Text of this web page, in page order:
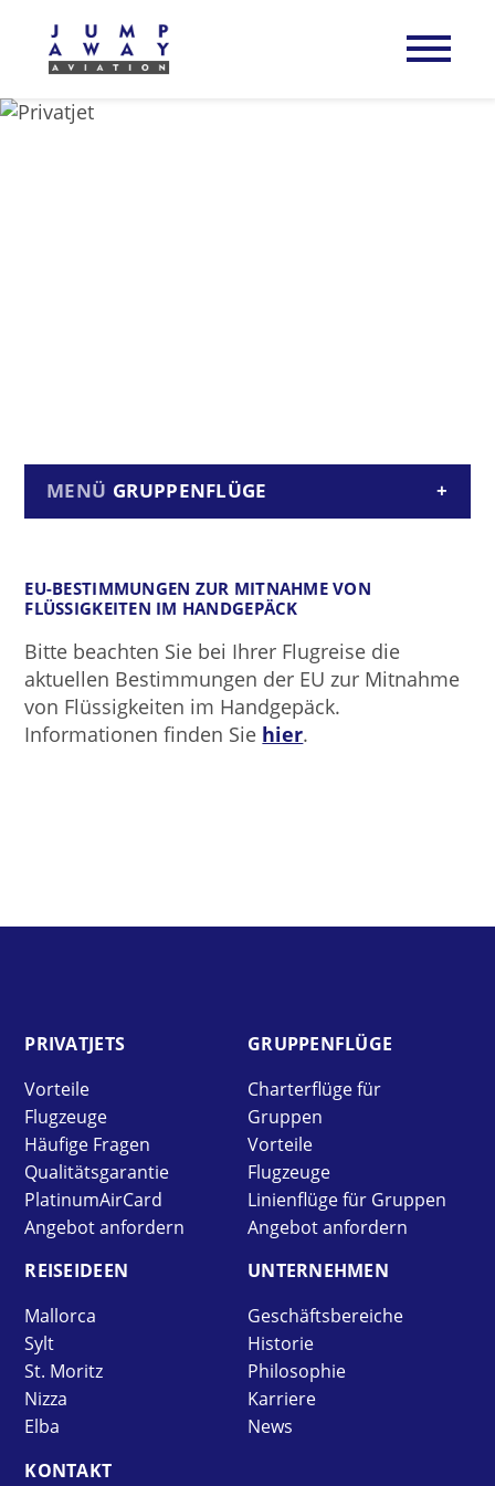
GRUPPENFLÜGE
EU-BESTIMMUNGEN ZUR MITNAHME VON
FLÜSSIGKEITEN IM HANDGEPÄCK
Bitte beachten Sie bei Ihrer Flugreise die
aktuellen Bestimmungen der EU zur Mitnahme
von Flüssigkeiten im Handgepäck.
Informationen finden Sie hier.
PRIVAT­JETS
Vorteile
Flugzeuge
Häufige Fragen
Qualitätsgarantie
PlatinumAirCard
Angebot anfordern
GRUPPEN­FLÜGE
Charterflüge für
Gruppen
Vorteile
Flugzeuge
Linienflüge für Gruppen
Angebot anfordern
REISE­IDEEN
Mallorca
Sylt
St. Moritz
Nizza
Elba
UNTER­NEHMEN
Geschäftsbereiche
Historie
Philosophie
Karriere
News
KONTAKT